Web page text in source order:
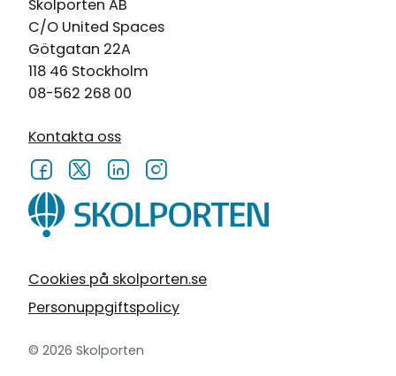
Cookies på skolporten.se
Personuppgiftspolicy
© 2026 Skolporten
Skolporten AB
C/O United Spaces
Götgatan 22A
118 46 Stockholm
08-562 268 00
Kontakta oss